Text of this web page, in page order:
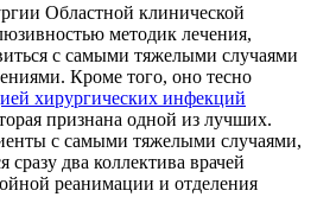
Областной клинической
методик лечения,
с самыми тяжелыми случаями
Кроме того, оно тесно
хирургических инфекций
признана одной из лучших.
с самыми тяжелыми случаями,
два коллектива врачей
реанимации и отделения